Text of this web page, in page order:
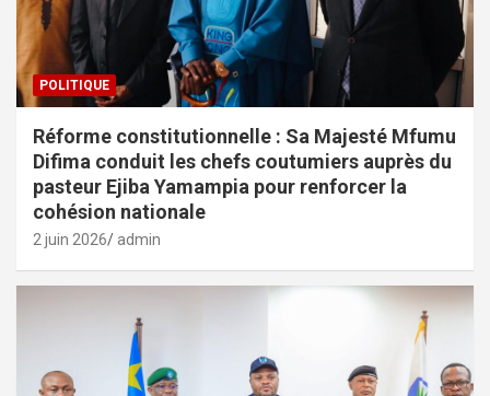
POLITIQUE
Réforme constitutionnelle : Sa Majesté Mfumu
Difima conduit les chefs coutumiers auprès du
pasteur Ejiba Yamampia pour renforcer la
cohésion nationale
2 juin 2026 admin